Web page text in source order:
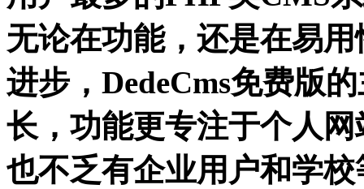
无论在功能，还是在易
进步，DedeCms免费版
长，功能更专注于个人
也不乏有企业用户和学